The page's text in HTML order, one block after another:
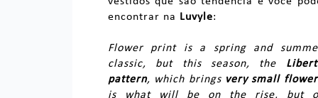
encontrar na Luvyle:
Flower print is a spring and
classic, but this season, the
pattern, which brings very small
is what will be on the rise, but